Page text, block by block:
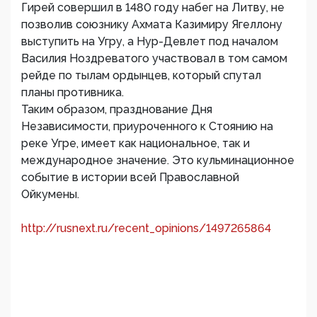
Гирей совершил в 1480 году набег на Литву, не
позволив союзнику Ахмата Казимиру Ягеллону
выступить на Угру, а Нур-Девлет под началом
Василия Ноздреватого участвовал в том самом
рейде по тылам ордынцев, который спутал
планы противника.
Таким образом, празднование Дня
Независимости, приуроченного к Стоянию на
реке Угре, имеет как национальное, так и
международное значение. Это кульминационное
событие в истории всей Православной
Ойкумены.
http://rusnext.ru/recent_opinions/1497265864